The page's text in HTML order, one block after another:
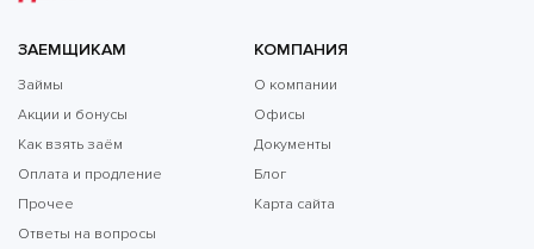
ЗАЕМЩИКАМ
Займы
Акции и бонусы
Как взять заём
Оплата и продление
Прочее
Ответы на вопросы
КОМПАНИЯ
О компании
Офисы
Документы
Блог
Карта сайта